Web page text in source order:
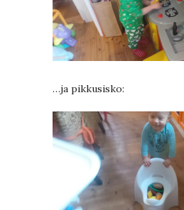
…ja pikkusisko: